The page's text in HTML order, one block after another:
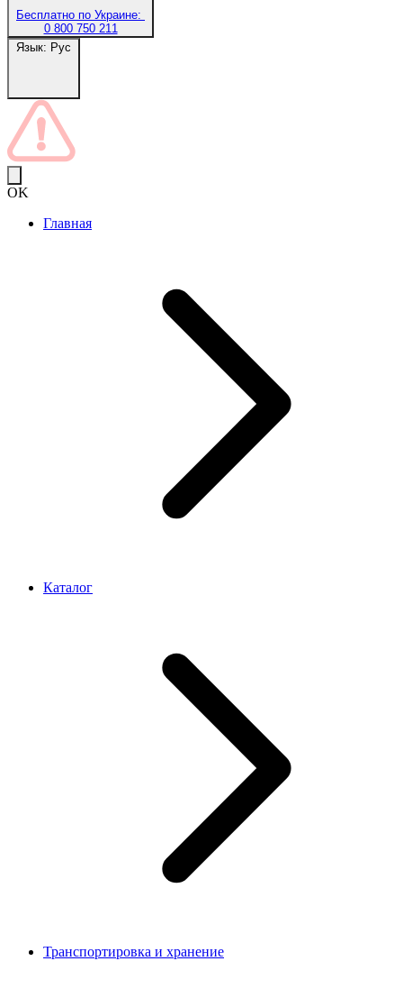
Бесплатно по Украине:
0 800 750 211
Язык: Рус
OK
Главная
Каталог
Транспортировка и хранение